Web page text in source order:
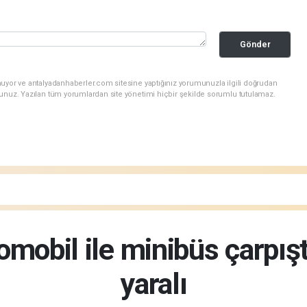
Gönder
ve antalyadanhaberler.com sitesine yaptığınız yorumunuzla ilgili doğrudan
Yazılan tüm yorumlardan site yönetimi hiçbir şekilde sorumlu tutulamaz.
ile minibüs
yaralı